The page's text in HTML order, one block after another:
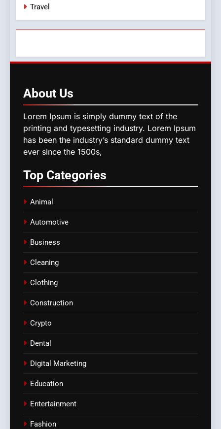
Travel
About Us
Lorem Ipsum is simply dummy text of the
printing and typesetting industry. Lorem Ipsum
has been the industry’s standard dummy text
ever since the 1500s,
Top Categories
Animal
Automotive
Business
Cleaning
Clothing
Construction
Crypto
Dental
Digital Marketing
Education
Entertainment
Fashion